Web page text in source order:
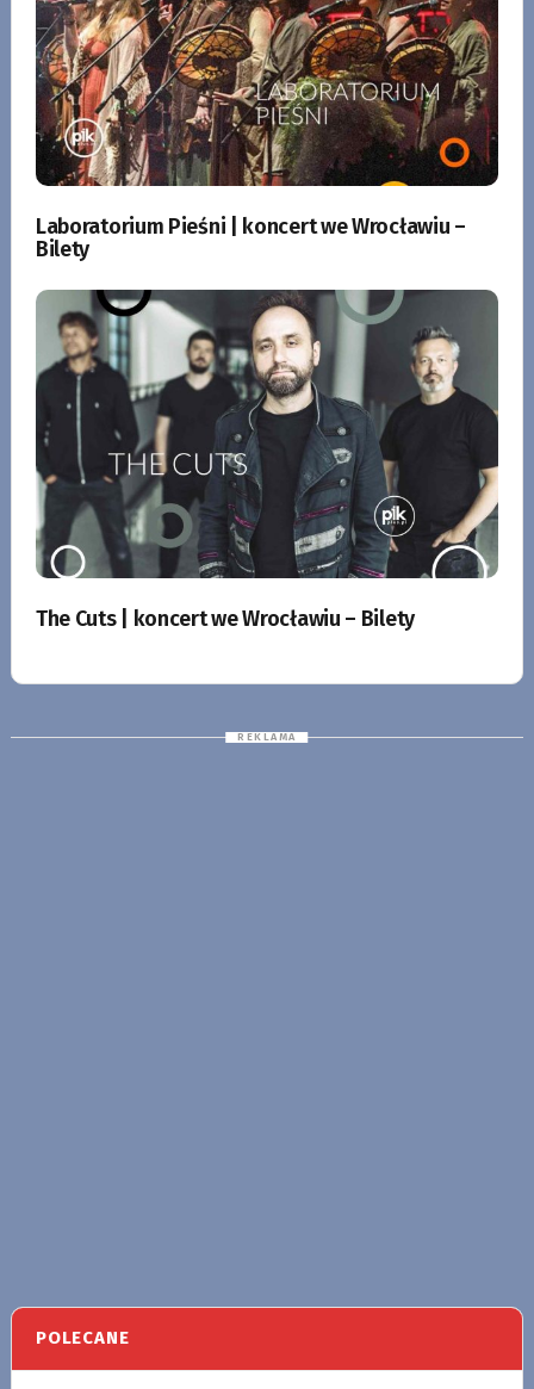
Laboratorium Pieśni | koncert we Wrocławiu –
Bilety
The Cuts | koncert we Wrocławiu – Bilety
POLECANE